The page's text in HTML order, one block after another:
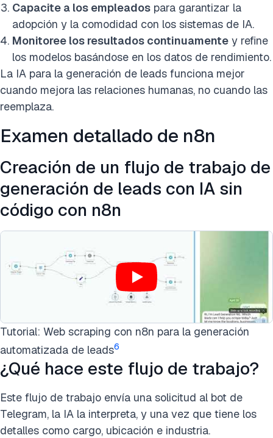
Capacite a los empleados para garantizar la
adopción y la comodidad con los sistemas de IA.
Monitoree los resultados continuamente y refine
los modelos basándose en los datos de rendimiento.
La IA para la generación de leads funciona mejor
cuando mejora las relaciones humanas, no cuando las
reemplaza.
Examen detallado de n8n
Creación de un flujo de trabajo de
generación de leads con IA sin
código con n8n
Tutorial: Web scraping con n8n para la generación
automatizada de leads6
¿Qué hace este flujo de trabajo?
Este flujo de trabajo envía una solicitud al bot de
Telegram, la IA la interpreta, y una vez que tiene los
detalles como cargo, ubicación e industria.